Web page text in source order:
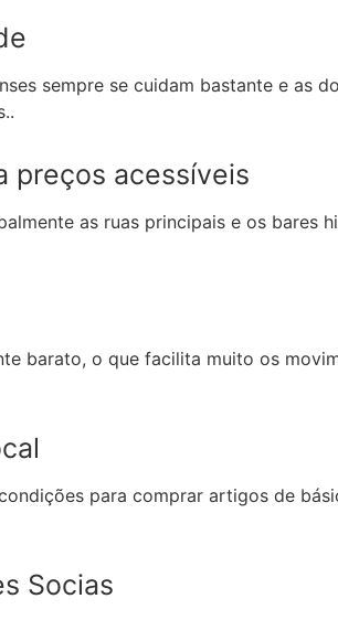
sempre se cuidam bastante e as
preços acessíveis
as ruas principais e os bares
barato, o que facilita muito os
para comprar artigos de
Socias